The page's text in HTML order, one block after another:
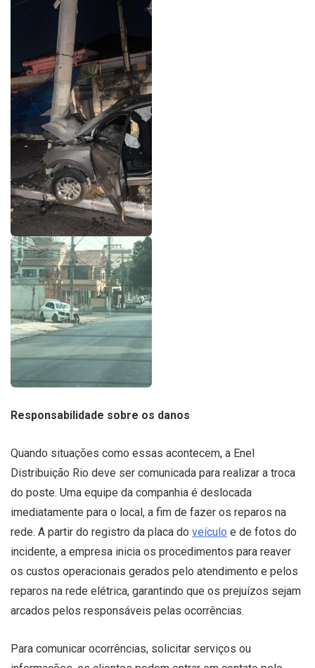
Responsabilidade sobre os danos
Quando situações como essas acontecem, a Enel
Distribuição Rio deve ser comunicada para realizar a troca
do poste. Uma equipe da companhia é deslocada
imediatamente para o local, a fim de fazer os reparos na
rede. A partir do registro da placa do veículo e de fotos do
incidente, a empresa inicia os procedimentos para reaver
os custos operacionais gerados pelo atendimento e pelos
reparos na rede elétrica, garantindo que os prejuízos sejam
arcados pelos responsáveis pelas ocorrências.
Para comunicar ocorrências, solicitar serviços ou